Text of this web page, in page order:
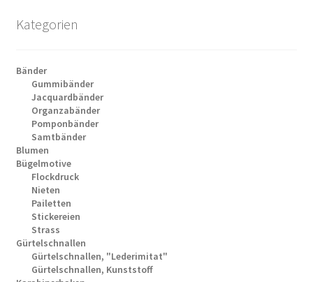
Kategorien
Bänder
Gummibänder
Jacquardbänder
Organzabänder
Pomponbänder
Samtbänder
Blumen
Bügelmotive
Flockdruck
Nieten
Pailetten
Stickereien
Strass
Gürtelschnallen
Gürtelschnallen, "Lederimitat"
Gürtelschnallen, Kunststoff